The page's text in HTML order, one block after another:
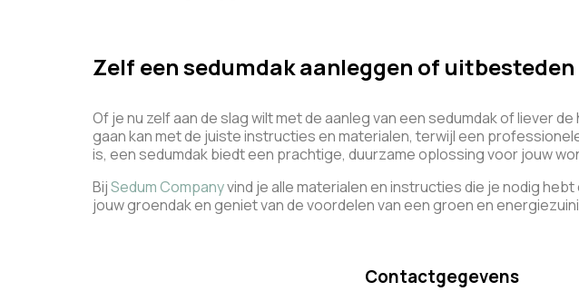
Zelf een sedumdak aanleggen of uitbesteden
Of je nu zelf aan de slag wilt met de aanleg van een sedumdak of liever
gaan kan met de juiste instructies en materialen, terwijl een
is, een sedumdak biedt een prachtige, duurzame oplossing voor jouw
BijSedum Companyvind je alle materialen en instructies die je nodig
jouw groendak en geniet van de voordelen van een groen en
Contactgegevens